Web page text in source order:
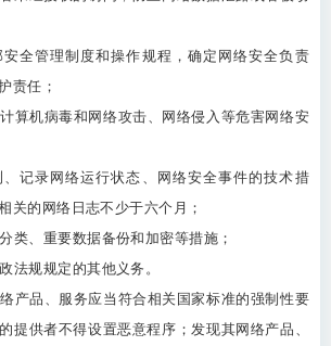
安全管理制度和操作规程，确定网络安全负责
责任；
计算机病毒和网络攻击、网络侵入等危害网络安
、记录网络运行状态、网络安全事件的技术措
关的网络日志不少于六个月；
类、重要数据备份和加密等措施；
法规规定的其他义务。
产品、服务应当符合相关国家标准的强制性要
提供者不得设置恶意程序；发现其网络产品、